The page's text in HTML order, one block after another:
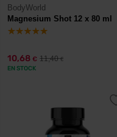
BodyWorld
Magnesium Shot 12 x 80 ml
10,68 € 11,40€
EN STOCK